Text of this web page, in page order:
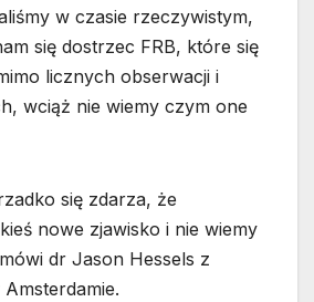
w czasie rzeczywistym,
się dostrzec FRB, które się
licznych obserwacji i
wciąż nie wiemy czym one
się zdarza, że
nowe zjawisko i nie wiemy
dr Jason Hessels z